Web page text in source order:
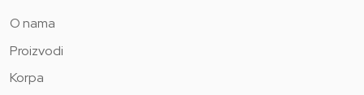
O nama
Proizvodi
Korpa